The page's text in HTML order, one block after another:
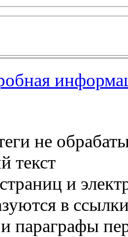
не
текст
и
в
параграфы